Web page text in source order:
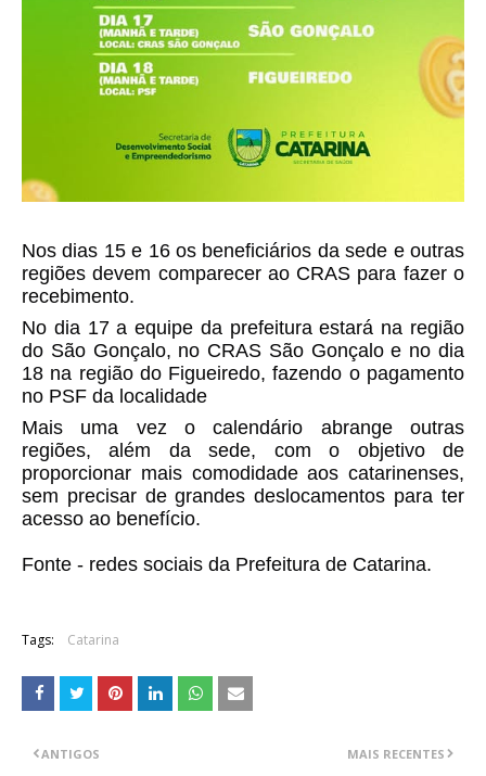
Nos dias 15 e 16 os beneficiários da sede e outras
regiões devem comparecer ao CRAS para fazer o
recebimento.
No dia 17 a equipe da prefeitura estará na região
do São Gonçalo, no CRAS São Gonçalo e no dia
18 na região do Figueiredo, fazendo o pagamento
no PSF da localidade
Mais uma vez o calendário abrange outras
regiões, além da sede, com o objetivo de
proporcionar mais comodidade aos catarinenses,
sem precisar de grandes deslocamentos para ter
acesso ao benefício.
Fonte - redes sociais da Prefeitura de Catarina.
Tags: Catarina
MAIS RECENTES
ANTIGOS